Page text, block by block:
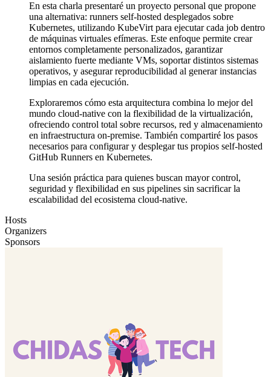
En esta charla presentaré un proyecto personal que propone
una alternativa: runners self-hosted desplegados sobre
Kubernetes, utilizando KubeVirt para ejecutar cada job dentro
de máquinas virtuales efímeras. Este enfoque permite crear
entornos completamente personalizados, garantizar
aislamiento fuerte mediante VMs, soportar distintos sistemas
operativos, y asegurar reproducibilidad al generar instancias
limpias en cada ejecución.
Exploraremos cómo esta arquitectura combina lo mejor del
mundo cloud-native con la flexibilidad de la virtualización,
ofreciendo control total sobre recursos, red y almacenamiento
en infraestructura on-premise. También compartiré los pasos
necesarios para configurar y desplegar tus propios self-hosted
GitHub Runners en Kubernetes.
Una sesión práctica para quienes buscan mayor control,
seguridad y flexibilidad en sus pipelines sin sacrificar la
escalabilidad del ecosistema cloud-native.
Hosts
Organizers
Sponsors